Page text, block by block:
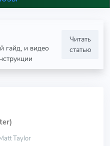
гайд, и видео
Читать
статью
Taylor